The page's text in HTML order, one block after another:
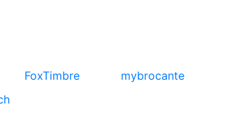
FoxTimbre mybrocante